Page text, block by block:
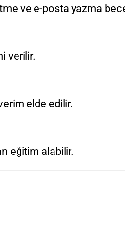
ve e-posta yazma
verilir.
elde edilir.
eğitim alabilir.